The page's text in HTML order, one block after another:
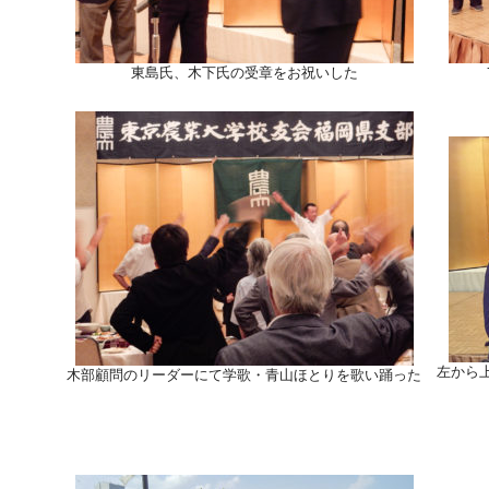
東島氏、木下氏の受章をお祝いした
木部顧問のリーダーにて学歌・青山ほとりを歌い踊った 左から